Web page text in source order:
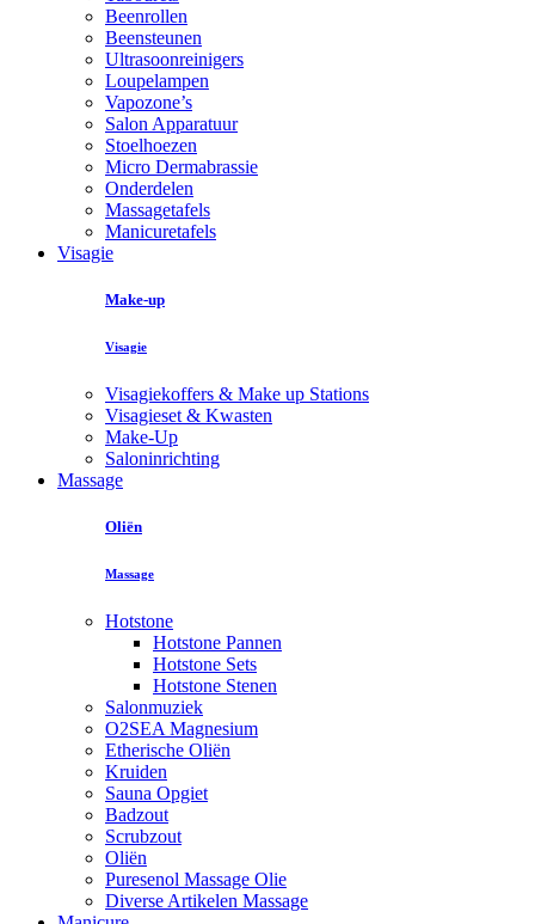
Beenrollen
Beensteunen
Ultrasoonreinigers
Loupelampen
Vapozone’s
Salon Apparatuur
Stoelhoezen
Micro Dermabrassie
Onderdelen
Massagetafels
Manicuretafels
Visagie
Make-up
Visagie
Visagiekoffers & Make up Stations
Visagieset & Kwasten
Make-Up
Saloninrichting
Massage
Oliën
Massage
Hotstone
Hotstone Pannen
Hotstone Sets
Hotstone Stenen
Salonmuziek
O2SEA Magnesium
Etherische Oliën
Kruiden
Sauna Opgiet
Badzout
Scrubzout
Oliën
Puresenol Massage Olie
Diverse Artikelen Massage